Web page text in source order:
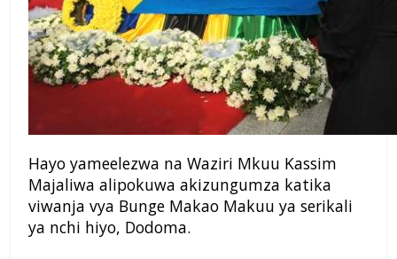
Hayo yameelezwa na Waziri Mkuu Kassim
Majaliwa alipokuwa akizungumza katika
viwanja vya Bunge Makao Makuu ya serikali
ya nchi hiyo, Dodoma.